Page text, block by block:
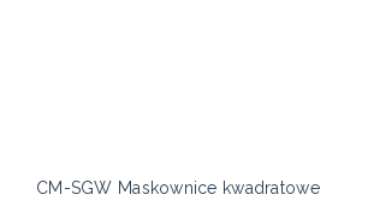
CM-SGW Maskownice kwadratowe